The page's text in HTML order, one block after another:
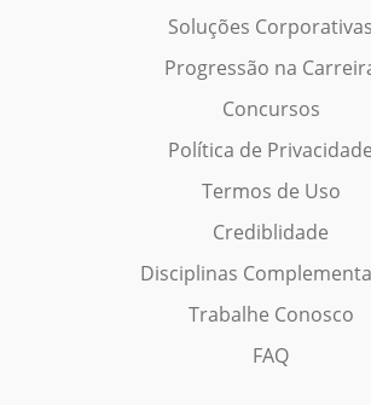
Soluções Corporativas
Progressão na
Concursos
Política de Privacidade
Termos de Uso
Crediblidade
Disciplinas
Trabalhe Conosco
FAQ